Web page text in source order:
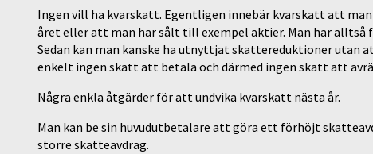
Ingen vill ha kvarskatt. Egentligen innebär kvarskatt att
året eller att man har sålt till exempel aktier. Man har
Sedan kan man kanske ha utnyttjat skattereduktioner utan
enkelt ingen skatt att betala och därmed ingen skatt att
Några enkla åtgärder för att undvika kvarskatt nästa år.
Man kan be sin huvudutbetalare att göra ett förhöjt
större skatteavdrag.